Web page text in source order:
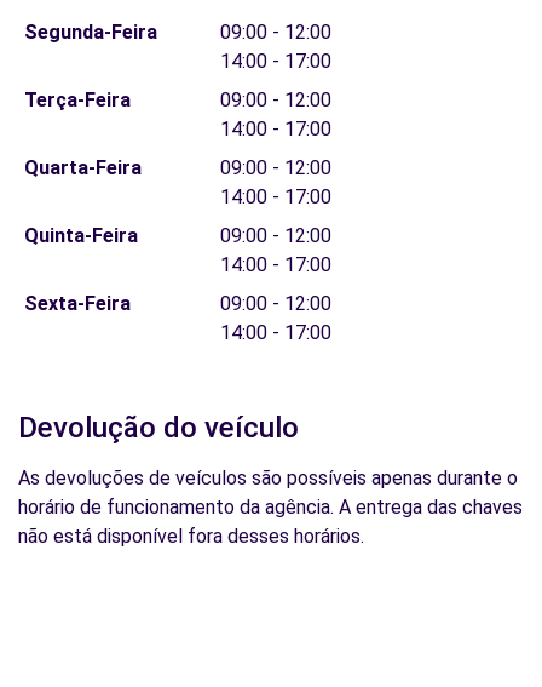
Segunda-Feira
09:00 - 12:00
14:00 - 17:00
Terça-Feira
09:00 - 12:00
14:00 - 17:00
Quarta-Feira
09:00 - 12:00
14:00 - 17:00
Quinta-Feira
09:00 - 12:00
14:00 - 17:00
Sexta-Feira
09:00 - 12:00
14:00 - 17:00
Devolução do veículo
As devoluções de veículos são possíveis apenas durante o
horário de funcionamento da agência. A entrega das chaves
não está disponível fora desses horários.